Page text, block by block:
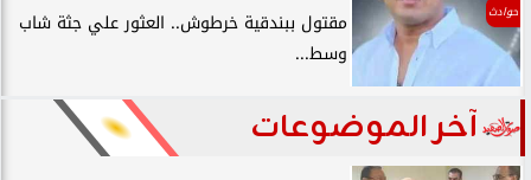
حوادث
مقتول ببندقية خرطوش.. العثور علي جثة شاب
وسط...
آخر الموضوعات